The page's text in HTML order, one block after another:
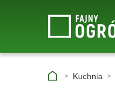
Kuchnia